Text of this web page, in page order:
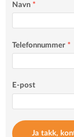
Navn *
Telefonnummer *
E-post
Ja takk,